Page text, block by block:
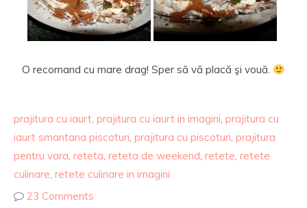
O recomand cu mare drag! Sper să vă placă şi vouă.
prajitura cu iaurt, prajitura cu iaurt in imagini, prajitura cu
iaurt smantana piscoturi, prajitura cu piscoturi, prajitura
pentru vara, reteta, reteta de weekend, retete, retete
culinare, retete culinare in imagini
23 Comments